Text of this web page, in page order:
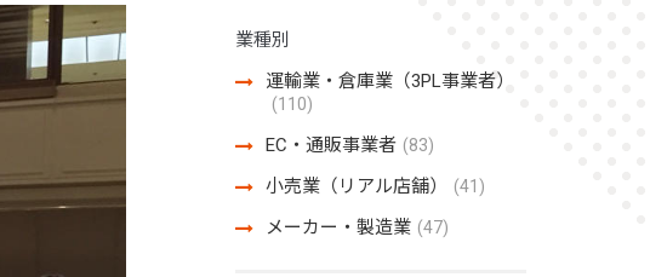
業種別
運輸業・倉庫業（3PL事業者）
(110)
EC・通販事業者 (83)
小売業（リアル店舗） (41)
メーカー・製造業 (47)